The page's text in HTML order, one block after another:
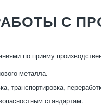
С
по приему
металла.
транспортировка,
стандартам.